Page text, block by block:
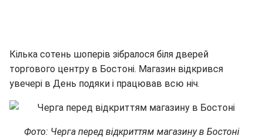
Кілька сотень шоперів зібралося біля дверей
торгового центру в Бостоні. Магазин відкрився
увечері в День подяки і працював всю ніч.
Фото: Черга перед відкриттям магазину в Бостоні